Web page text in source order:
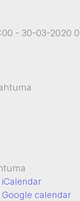
- 30-03-2020
Google calendar